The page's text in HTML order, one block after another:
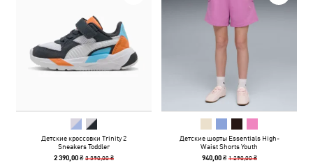
Детские кроссовки Trinity 2
Sneakers Toddler
2 390,00 ₴3 390,00 ₴
Детские шорты Essentials High-
Waist Shorts Youth
940,00 ₴ 1 290,00 ₴